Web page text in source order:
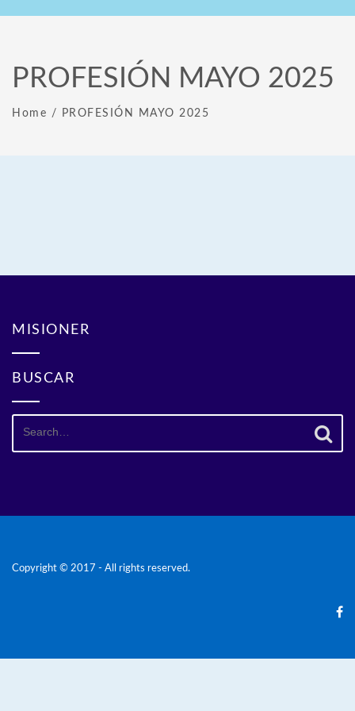
PROFESIÓN MAYO 2025
Home / PROFESIÓN MAYO 2025
MISIONER
BUSCAR
Search
Copyright © 2017 - All rights reserved.